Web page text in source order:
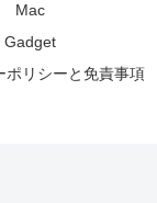
Mac
Gadget
ポリシーと免責事項